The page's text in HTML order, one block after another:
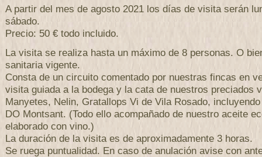
A partir del mes de agosto 2021 los días de visita serán
sábado.
Precio: 50 € todo incluido.
La visita se realiza hasta un máximo de 8 personas. O
sanitaria vigente.
Consta de un circuito comentado por nuestras fincas en
visita guiada a la bodega y la cata de nuestros preciados
Manyetes, Nelin, Gratallops Vi de Vila Rosado,
DO Montsant. (Todo ello acompañado de nuestro aceite
elaborado con vino.)
La duración de la visita es de aproximadamente 3 horas.
Se ruega puntualidad. En caso de anulación avise con